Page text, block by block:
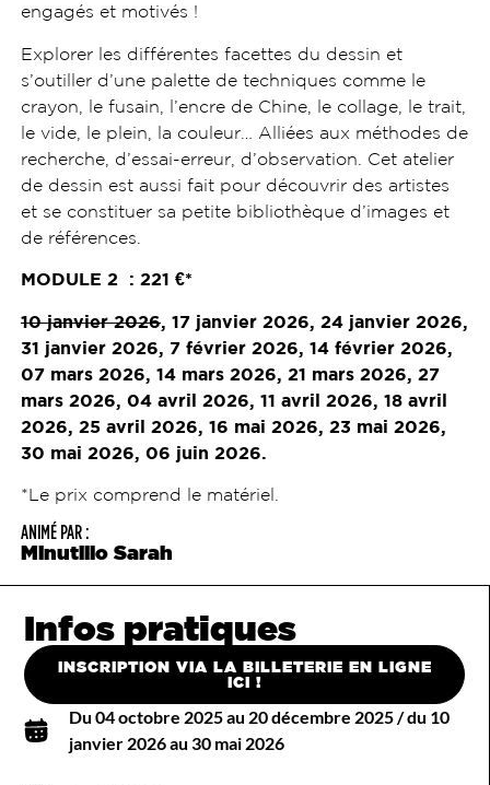
engagés et motivés !
Explorer les différentes facettes du dessin et
s’outiller d’une palette de techniques comme le
crayon, le fusain, l’encre de Chine, le collage, le trait,
le vide, le plein, la couleur… Alliées aux méthodes de
recherche, d’essai-erreur, d’observation. Cet atelier
de dessin est aussi fait pour découvrir des artistes
et se constituer sa petite bibliothèque d’images et
de références
MODULE 2 : 221 €*
10 janvier 2026, 17 janvier 2026, 24 janvier 2026,
31 janvier 2026, 7 février 2026, 14 février 2026,
07 mars 2026, 14 mars 2026, 21 mars 2026, 27
mars 2026, 04 avril 2026, 11 avril 2026, 18 avril
2026, 25 avril 2026, 16 mai 2026, 23 mai 2026,
30 mai 2026, 06 juin 2026.
*Le prix comprend le matériel.
ANIMÉ PAR :
Minutillo Sarah
Infos pratiques
INSCRIPTION VIA LA BILLETERIE EN LIGNE
ICI !
Du 04 octobre 2025 au 20 décembre 2025 / du 10
janvier 2026 au 30 mai 2026